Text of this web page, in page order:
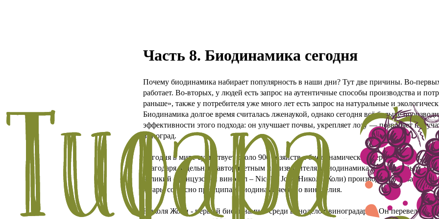
Часть 8. Биодинамика сегодня
Почему биодинамика набирает популярность в наши дни? Тут две причины. Во-
работает. Во-вторых, у людей есть запрос на аутентичные способы производства и
раньше», также у потребителя уже много лет есть запрос на натуральные и
Биодинамика долгое время считалась лженаукой, однако сегодня всё больше
эффективности этого подхода: он улучшает почвы, укрепляет лозу — позволяет
виноград.
Сегодня в мире существует около 900 хозяйств с биодинамическим сертификатом. Это
благодаря отдельным авторитетным производителям биодинамика перестала быть
великий французский винодел – Nicolas Joly (Николя Жоли) производит свои
Луары согласно принципам биодинамического виноделия.
Николя Жоли - первый биодинамист среди виноделов-виноградарей. Он перевел свои